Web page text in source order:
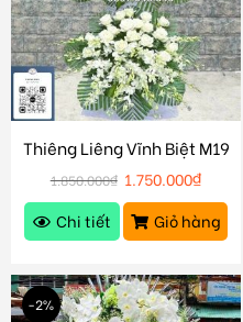
Thiêng Liêng Vĩnh Biệt M19
1.850.000₫ 1.750.000₫
Chi tiết
Giỏ hàng
-2%